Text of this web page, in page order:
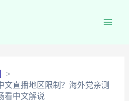
文直播地区限制？海外党亲测
看中文解说